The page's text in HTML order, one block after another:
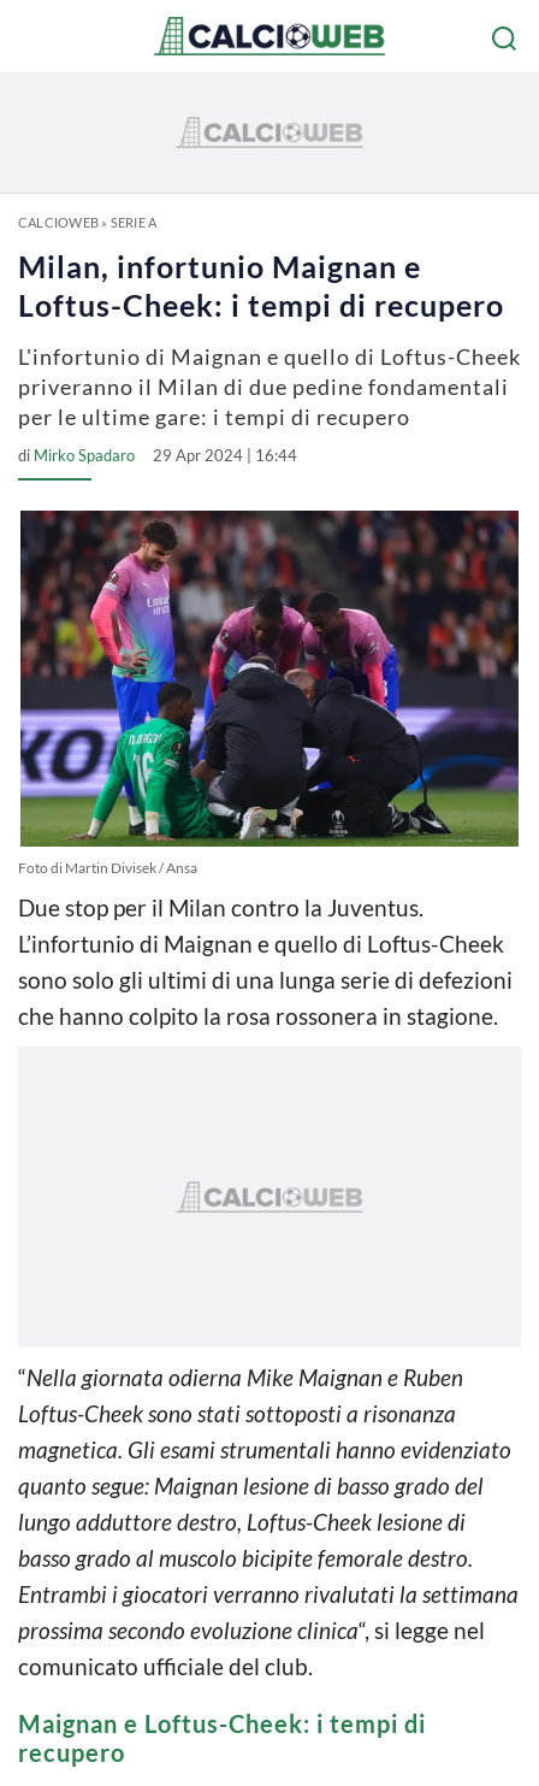
CALCIOWEB» SERIE A
Milan, infortunio Maignan e
Loftus-Cheek: i tempi di recupero
L'infortunio di Maignan e quello di Loftus-Cheek
priveranno il Milan di due pedine fondamentali
per le ultime gare: i tempi di recupero
di Mirko Spadaro 29 Apr 2024 | 16:44
Foto di Martin Divisek / Ansa
Due stop per il Milan contro la Juventus.
L’infortunio di Maignan e quello di Loftus-Cheek
sono solo gli ultimi di una lunga serie di defezioni
che hanno colpito la rosa rossonera in stagione.
“Nella giornata odierna Mike Maignan e Ruben
Loftus-Cheek sono stati sottoposti a risonanza
magnetica. Gli esami strumentali hanno evidenziato
quanto segue: Maignan lesione di basso grado del
lungo adduttore destro, Loftus-Cheek lesione di
basso grado al muscolo bicipite femorale destro.
Entrambi i giocatori verranno rivalutati la settimana
prossima secondo evoluzione clinica“, si legge nel
comunicato ufficiale del club.
Maignan e Loftus-Cheek: i tempi di
recupero